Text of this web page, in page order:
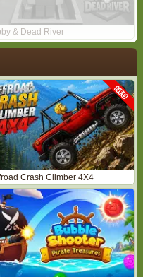
& Dead River
Crash Climber 4X4